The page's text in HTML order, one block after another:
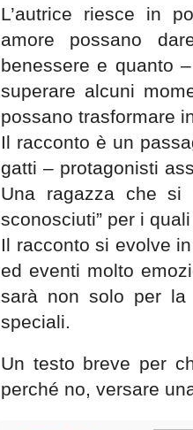
L’autrice riesce in
amore possano
benessere e quanto
superare alcuni
possano trasformare
Il racconto è un
gatti – protagonisti
Una ragazza che si
sconosciuti” per i
Il racconto si evolve
ed eventi molto
sarà non solo per la
speciali.
Un testo breve per
perché no, versare